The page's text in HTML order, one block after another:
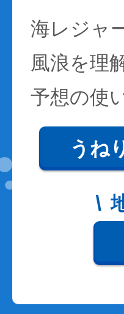
海レジャ
風浪を理
予想の使
うね